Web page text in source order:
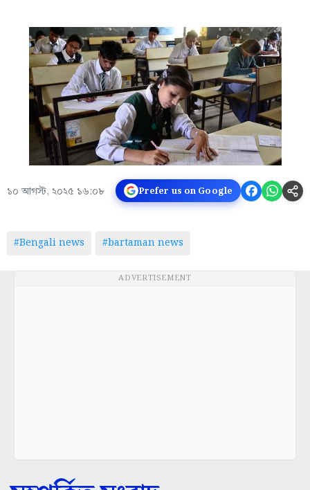
১০ আগস্ট, ২০২৫ ১৬:০৮ Prefer us on Google
#Bengali news #bartaman news
ADVERTISEMENT